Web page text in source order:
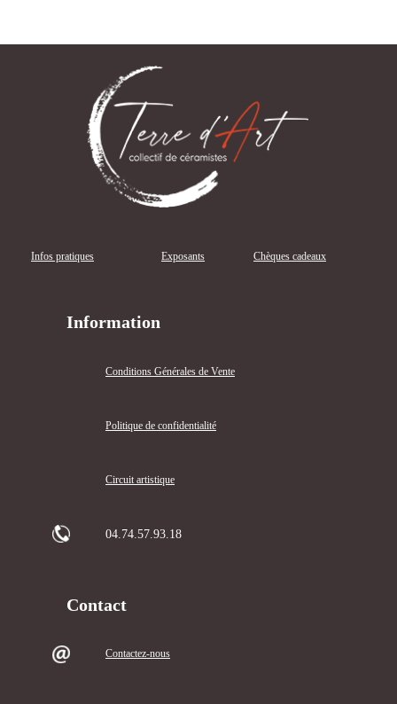
Infos pratiques Exposants Chèques cadeaux
Information
Conditions Générales de Vente
Politique de confidentialité
Circuit artistique
04.74.57.93.18
Contact
Contactez-nous